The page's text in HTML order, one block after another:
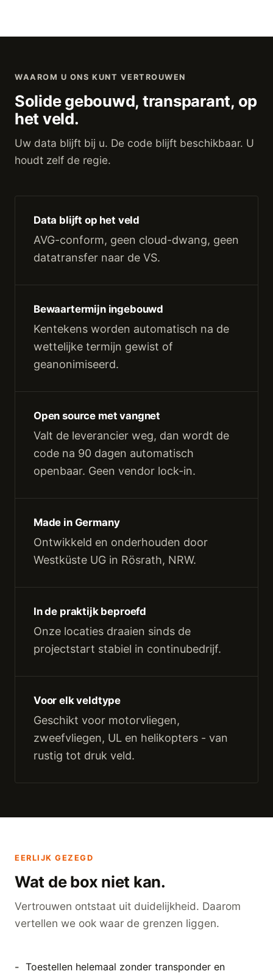
WAAROM U ONS KUNT VERTROUWEN
Solide gebouwd, transparant, op
het veld.
Uw data blijft bij u. De code blijft beschikbaar. U
houdt zelf de regie.
Data blijft op het veld
AVG-conform, geen cloud-dwang, geen
datatransfer naar de VS.
Bewaartermijn ingebouwd
Kentekens worden automatisch na de
wettelijke termijn gewist of
geanonimiseerd.
Open source met vangnet
Valt de leverancier weg, dan wordt de
code na 90 dagen automatisch
openbaar. Geen vendor lock-in.
Made in Germany
Ontwikkeld en onderhouden door
Westküste UG in Rösrath, NRW.
In de praktijk beproefd
Onze locaties draaien sinds de
projectstart stabiel in continubedrijf.
Voor elk veldtype
Geschikt voor motorvliegen,
zweefvliegen, UL en helikopters - van
rustig tot druk veld.
EERLIJK GEZEGD
Wat de box niet kan.
Vertrouwen ontstaat uit duidelijkheid. Daarom
vertellen we ook waar de grenzen liggen.
Toestellen helemaal zonder transponder en